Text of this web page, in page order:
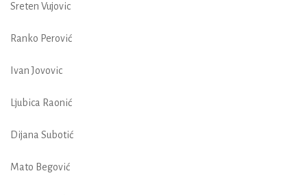
Sreten Vujovic
Ranko Perović
Ivan Jovovic
Ljubica Raonić
Dijana Subotić
Mato Begović